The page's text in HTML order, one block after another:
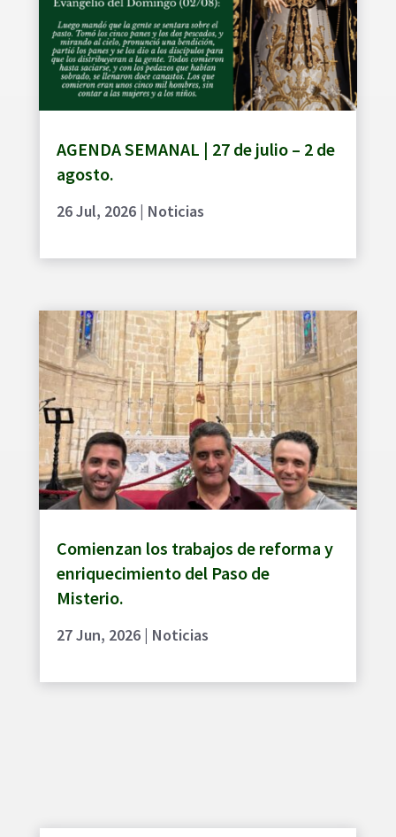
AGENDA SEMANAL | 27 de julio – 2 de
agosto.
26 Jul, 2026| Noticias
Comienzan los trabajos de reforma y
enriquecimiento del Paso de
Misterio.
27 Jun, 2026| Noticias